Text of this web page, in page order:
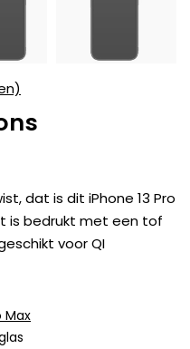
dat is dit iPhone 13 Pro
is bedrukt met een tof
voor QI
Max